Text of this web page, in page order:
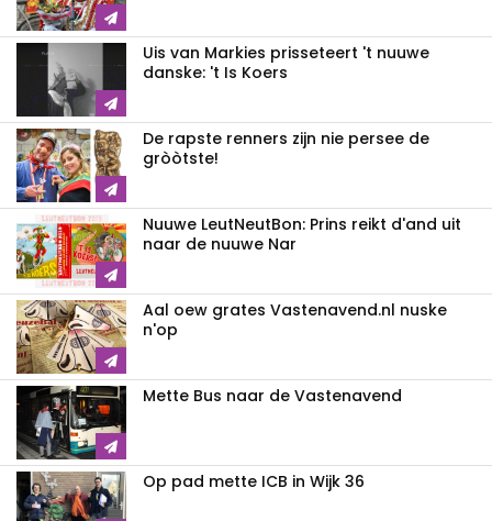
Uis van Markies prisseteert 't nuuwe
danske: 't Is Koers
De rapste renners zijn nie persee de
gròòtste!
Nuuwe LeutNeutBon: Prins reikt d'and uit
naar de nuuwe Nar
Aal oew grates Vastenavend.nl nuske
n'op
Mette Bus naar de Vastenavend
Op pad mette ICB in Wijk 36